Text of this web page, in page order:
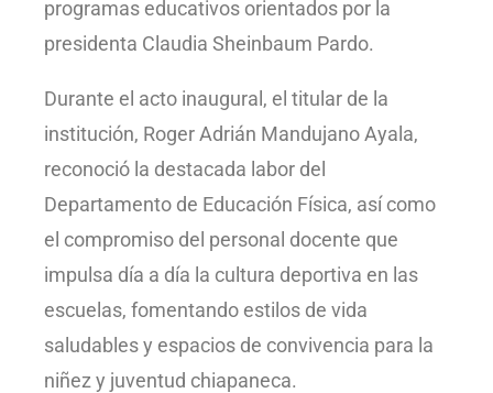
programas educativos orientados por la
presidenta Claudia Sheinbaum Pardo.
Durante el acto inaugural, el titular de la
institución, Roger Adrián Mandujano Ayala,
reconoció la destacada labor del
Departamento de Educación Física, así como
el compromiso del personal docente que
impulsa día a día la cultura deportiva en las
escuelas, fomentando estilos de vida
saludables y espacios de convivencia para la
niñez y juventud chiapaneca.